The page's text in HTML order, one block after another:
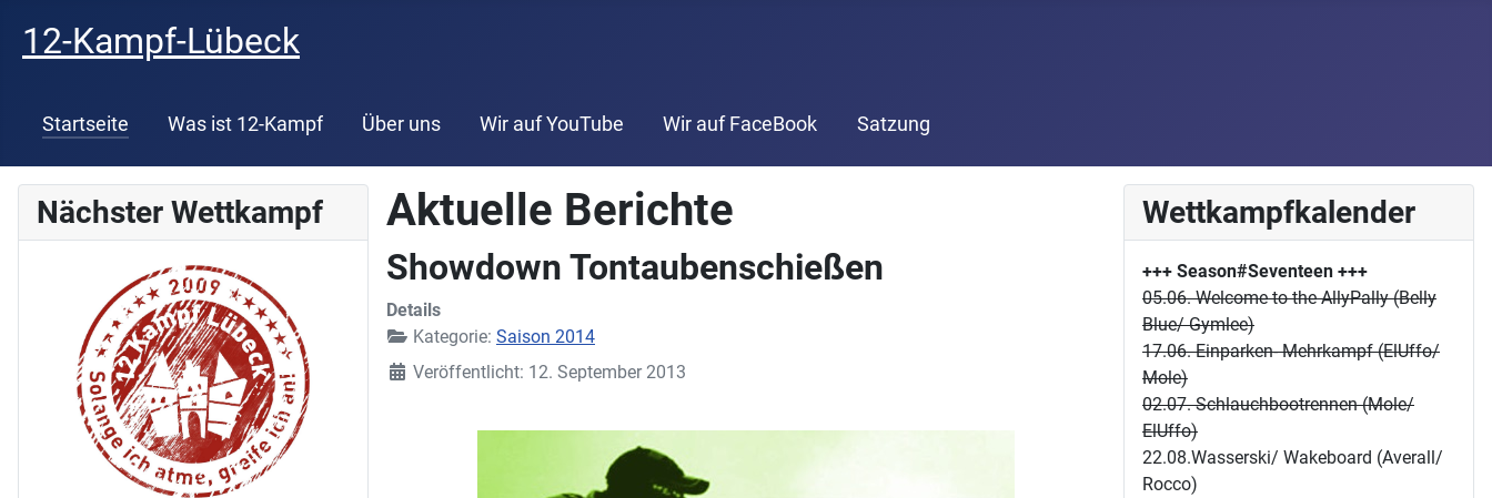
12-Kampf-Lübeck
Startseite Was ist 12-Kampf Über uns Wir auf YouTube Wir auf FaceBook Satzung
Nächster Wettkampf Aktuelle Berichte
Showdown Tontaubenschießen
Details
Kategorie: Saison 2014
Veröffentlicht: 12. September 2013
Wettkampfkalender
+++ Season#Seventeen +++
05.06. Welcome to the AllyPally (Belly
Blue/ Gymlee)
17.06. Einparken- Mehrkampf (ElUffo/
Mole)
02.07. Schlauchbootrennen (Mole/
ElUffo)
22.08.Wasserski/ Wakeboard (Averall/
Rocco)